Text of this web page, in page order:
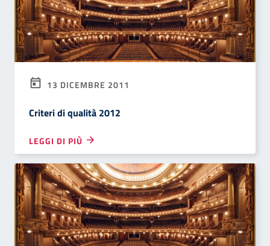
13 DICEMBRE 2011
Criteri di qualità 2012
LEGGI DI PIÙ